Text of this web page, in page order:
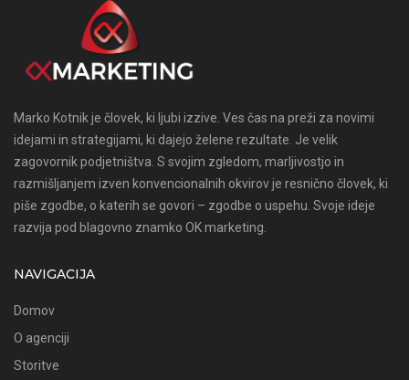
Marko Kotnik je človek, ki ljubi izzive. Ves čas na preži za novimi
idejami in strategijami, ki dajejo želene rezultate. Je velik
zagovornik podjetništva. S svojim zgledom, marljivostjo in
razmišljanjem izven konvencionalnih okvirov je resnično človek, ki
piše zgodbe, o katerih se govori – zgodbe o uspehu. Svoje ideje
razvija pod blagovno znamko OK marketing.
NAVIGACIJA
Domov
O agenciji
Storitve